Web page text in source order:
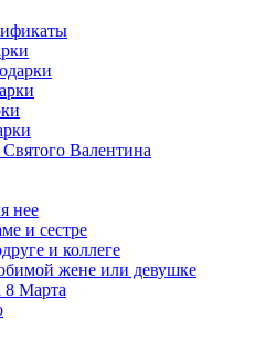
Валентина
нее
и сестре
и коллеге
жене или девушке
8 Марта